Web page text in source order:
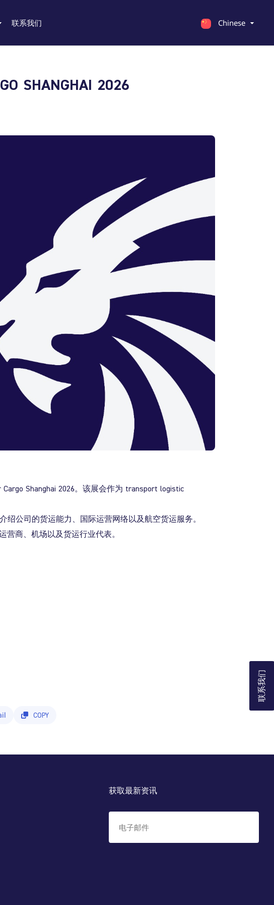
联系我们 Chinese
联系我们
SHANGHAI 2026
Cargo Shanghai 2026。该展会作为 transport logistic
公司的货运能力、国际运营网络以及航空货运服务。
商、机场以及货运行业代表。
COPY
获取最新资讯